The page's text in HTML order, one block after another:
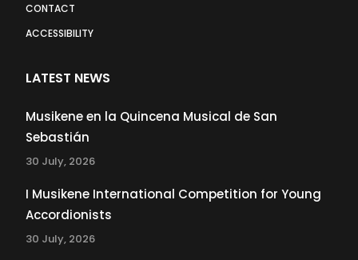
CONTACT
ACCESSIBILITY
LATEST NEWS
Musikene en la Quincena Musical de San
Sebastián
30 July, 2026
I Musikene International Competition for Young
Accordionists
30 July, 2026